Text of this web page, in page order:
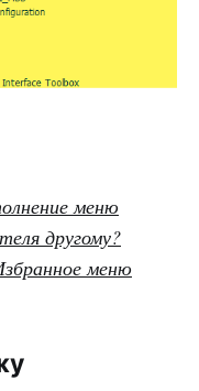
меню
другому?
меню